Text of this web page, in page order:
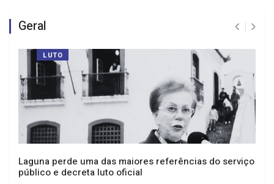
Geral
LUTO
Laguna perde uma das maiores referências do serviço
público e decreta luto oficial